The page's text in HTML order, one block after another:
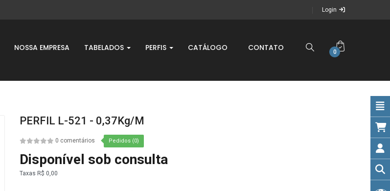
Login
NOSSA EMPRESA TABELADOS PERFIS CATÁLOGO CONTATO 0
PERFIL L-521 - 0,37Kg/m
0 comentários Pedidos (0)
Disponível sob consulta
Taxas R$ 0,00